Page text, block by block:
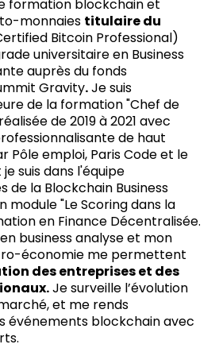
formation blockchain et
monnaies titulaire du
Bitcoin Professional)
universitaire en Business
auprès du fonds
Gravity.Je suis
de la formation "Chef de
de 2019 à 2021 avec
de haut
Pôle emploi, Paris Code et le
suis dans l'équipe
de la Blockchain Business
module "Le Scoring dans la
en Finance Décentralisée.
business analyse et mon
économie me permettent
des entreprises et des
Je surveille l’évolution
et me rends
événements blockchain avec